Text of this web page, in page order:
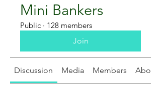
Mini Bankers
Public · 128 members
Join
Discussion Media Members About